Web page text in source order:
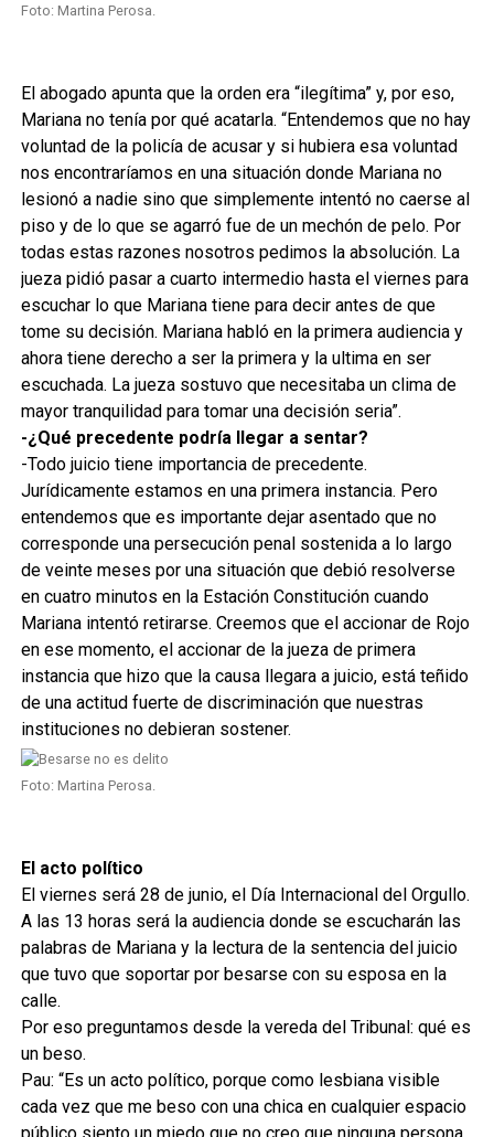
Foto: Martina Perosa.
El abogado apunta que la orden era “ilegítima” y, por eso,
Mariana no tenía por qué acatarla. “Entendemos que no hay
voluntad de la policía de acusar y si hubiera esa voluntad
nos encontraríamos en una situación donde Mariana no
lesionó a nadie sino que simplemente intentó no caerse al
piso y de lo que se agarró fue de un mechón de pelo. Por
todas estas razones nosotros pedimos la absolución. La
jueza pidió pasar a cuarto intermedio hasta el viernes para
escuchar lo que Mariana tiene para decir antes de que
tome su decisión. Mariana habló en la primera audiencia y
ahora tiene derecho a ser la primera y la ultima en ser
escuchada. La jueza sostuvo que necesitaba un clima de
mayor tranquilidad para tomar una decisión seria”.
-¿Qué precedente podría llegar a sentar?
-Todo juicio tiene importancia de precedente.
Jurídicamente estamos en una primera instancia. Pero
entendemos que es importante dejar asentado que no
corresponde una persecución penal sostenida a lo largo
de veinte meses por una situación que debió resolverse
en cuatro minutos en la Estación Constitución cuando
Mariana intentó retirarse. Creemos que el accionar de Rojo
en ese momento, el accionar de la jueza de primera
instancia que hizo que la causa llegara a juicio, está teñido
de una actitud fuerte de discriminación que nuestras
instituciones no debieran sostener.
Foto: Martina Perosa.
El acto político
El viernes será 28 de junio, el Día Internacional del Orgullo.
A las 13 horas será la audiencia donde se escucharán las
palabras de Mariana y la lectura de la sentencia del juicio
que tuvo que soportar por besarse con su esposa en la
calle.
Por eso preguntamos desde la vereda del Tribunal: qué es
un beso.
Pau: “Es un acto político, porque como lesbiana visible
cada vez que me beso con una chica en cualquier espacio